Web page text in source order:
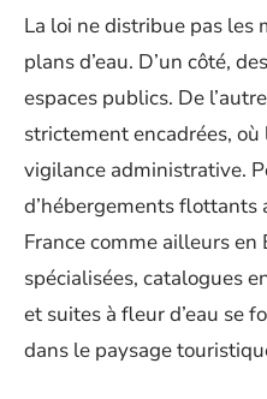
La loi ne distribue pas les
plans d’eau. D’un côté,
espaces publics. De
strictement encadrées,
vigilance administrative.
d’hébergements flottants
France comme ailleurs
spécialisées, catalogues
et suites à fleur d’eau se
dans le paysage